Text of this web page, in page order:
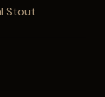
Stout